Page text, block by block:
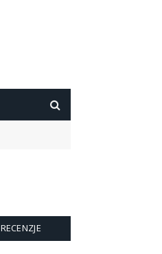
RECENZJE